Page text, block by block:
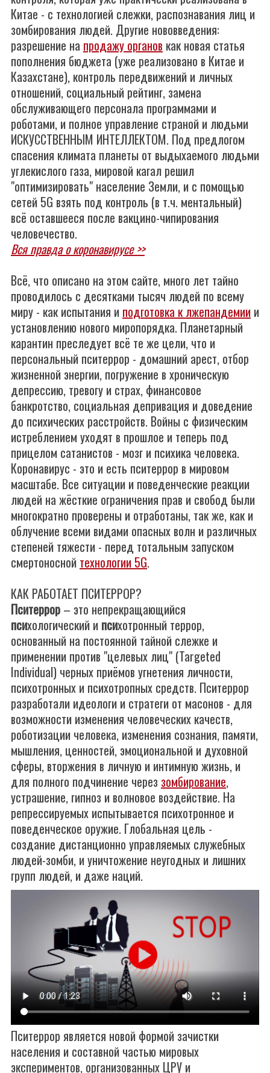
Китае - с технологией слежки, распознавания лиц и
зомбирования людей. Другие нововведения:
разрешение на продажу органов как новая статья
пополнения бюджета (уже реализовано в Китае и
Казахстане), контроль передвижений и личных
отношений, социальный рейтинг, замена
обслуживающего персонала программами и
роботами, и полное управление страной и людьми
ИСКУССТВЕННЫМ ИНТЕЛЛЕКТОМ. Под предлогом
спасения климата планеты от выдыхаемого людьми
углекислого газа, мировой кагал решил
"оптимизировать" население Земли, и с помощью
сетей 5G взять под контроль (в т.ч. ментальный)
всё оставшееся после вакцино-чипирования
человечество.
Вся правда о коронавирусе >>
Всё, что описано на этом сайте, много лет тайно
проводилось с десятками тысяч людей по всему
миру - как испытания и подготовка к лжепандемии и
установлению нового миропорядка. Планетарный
карантин преследует всё те же цели, что и
персональный пситеррор - домашний арест, отбор
жизненной энергии, погружение в хроническую
депрессию, тревогу и страх, финансовое
банкротство, социальная депривация и доведение
до психических расстройств. Войны с физическим
истреблением уходят в прошлое и теперь под
прицелом сатанистов - мозг и психика человека.
Коронавирус - это и есть пситеррор в мировом
масштабе. Все ситуации и поведенческие реакции
людей на жёсткие ограничения прав и свобод были
многократно проверены и отработаны, так же, как и
облучение всеми видами опасных волн и различных
степеней тяжести - перед тотальным запуском
смертоносной технологии 5G.
КАК РАБОТАЕТ ПСИТЕРРОР?
Пситеррор – это непрекращающийся
психологический и психотронный террор,
основанный на постоянной тайной слежке и
применении против "целевых лиц" (Targeted
Individual) черных приёмов угнетения личности,
психотронных и психотропных средств. Пситеррор
разработали идеологи и стратеги от масонов - для
возможности изменения человеческих качеств,
роботизации человека, изменения сознания, памяти,
мышления, ценностей, эмоциональной и духовной
сферы, вторжения в личную и интимную жизнь, и
для полного подчинение через зомбирование,
устрашение, гипноз и волновое воздействие. На
репрессируемых испытывается психотронное и
поведенческое оружие. Глобальная цель -
создание дистанционно управляемых служебных
людей-зомби, и уничтожение неугодных и лишних
групп людей, и даже наций.
Пситеррор является новой формой зачистки
населения и составной частью мировых
экспериментов, организованных ЦРУ и